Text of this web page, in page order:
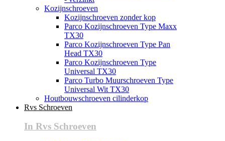
Kozijnschroeven
Kozijnschroeven zonder kop
Parco Kozijnschroeven Type Maxx
TX30
Parco Kozijnschroeven Type Pan
Head TX30
Parco Kozijnschroeven Type
Universal TX30
Parco Turbo Muurschroeven Type
Universal Wit TX30
Houtbouwschroeven cilinderkop
Rvs Schroeven
In Rvs Schroeven